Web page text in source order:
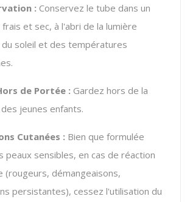
: Conservez le tube dans un
et sec, à l'abri de la lumière
soleil et des températures
de Portée : Gardez hors de la
jeunes enfants.
Cutanées : Bien que formulée
peaux sensibles, en cas de réaction
(rougeurs, démangeaisons,
persistantes), cessez l'utilisation du